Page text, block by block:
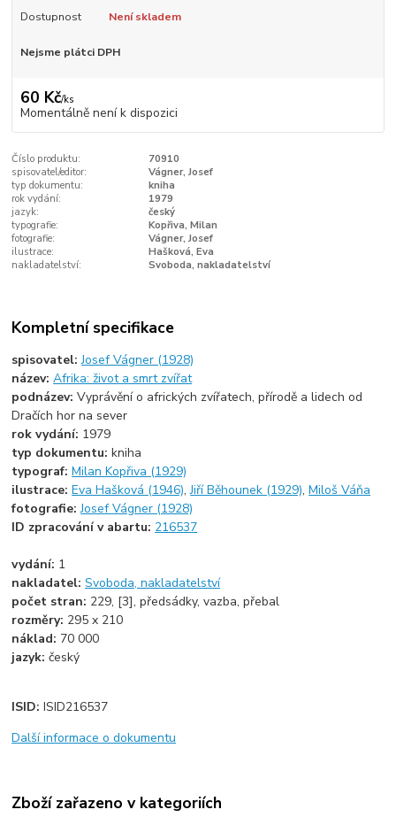
Dostupnost Není skladem
Nejsme plátci DPH
60 Kč/ks
Momentálně není k dispozici
Číslo produktu:
70910
spisovatel/editor:
Vágner, Josef
typ dokumentu:
kniha
rok vydání:
1979
jazyk:
český
typografie:
Kopřiva, Milan
fotografie:
Vágner, Josef
ilustrace:
Hašková, Eva
nakladatelství:
Svoboda, nakladatelství
Kompletní specifikace
spisovatel:Josef Vágner (1928)
název:Afrika: život a smrt zvířat
podnázev:Vyprávění o afrických zvířatech, přírodě a lidech od
Dračích hor na sever
rok vydání: 1979
typ dokumentu:kniha
typograf:Milan Kopřiva (1929)
ilustrace:Eva Hašková (1946),Jiří Běhounek (1929),Miloš Váňa
fotografie:Josef Vágner (1928)
ID zpracování v abartu: 216537
vydání: 1
nakladatel:Svoboda, nakladatelství
počet stran: 229, [3], předsádky, vazba, přebal
rozměry: 295 x 210
náklad: 70 000
jazyk:český
ISID:ISID216537
Další informace o dokumentu
Zboží zařazeno v kategoriích